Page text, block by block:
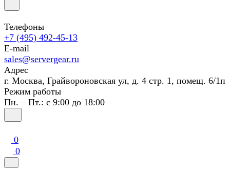
Телефоны
+7 (495) 492-45-13
E-mail
sales@servergear.ru
Адрес
г. Москва, Грайвороновская ул, д. 4 стр. 1, помещ. 6/1п
Режим работы
Пн. – Пт.: с 9:00 до 18:00
0
0